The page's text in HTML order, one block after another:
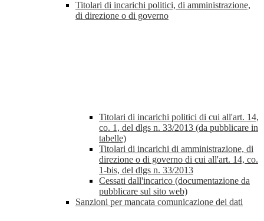
Titolari di incarichi politici, di amministrazione,
di direzione o di governo
Titolari di incarichi politici di cui all'art. 14,
co. 1, del dlgs n. 33/2013 (da pubblicare in
tabelle)
Titolari di incarichi di amministrazione, di
direzione o di governo di cui all'art. 14, co.
1-bis, del dlgs n. 33/2013
Cessati dall'incarico (documentazione da
pubblicare sul sito web)
Sanzioni per mancata comunicazione dei dati